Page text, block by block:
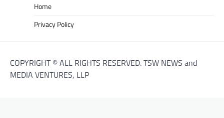
Home
Privacy Policy
COPYRIGHT © ALL RIGHTS RESERVED. TSW NEWS and
MEDIA VENTURES, LLP